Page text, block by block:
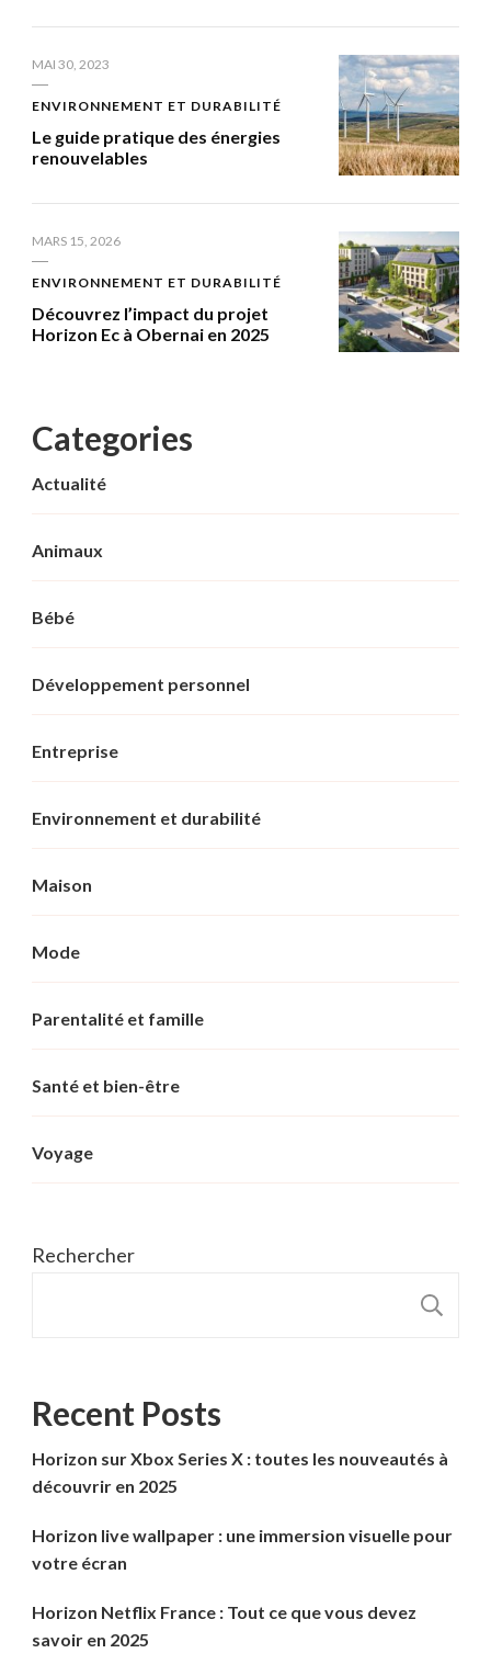
MAI 30, 2023
ENVIRONNEMENT ET DURABILITÉ
Le guide pratique des énergies
renouvelables
MARS 15, 2026
ENVIRONNEMENT ET DURABILITÉ
Découvrez l’impact du projet
Horizon Ec à Obernai en 2025
Categories
Actualité
Animaux
Bébé
Développement personnel
Entreprise
Environnement et durabilité
Maison
Mode
Parentalité et famille
Santé et bien-être
Voyage
Rechercher
Recent Posts
Horizon sur Xbox Series X : toutes les nouveautés à
découvrir en 2025
Horizon live wallpaper : une immersion visuelle pour
votre écran
Horizon Netflix France : Tout ce que vous devez
savoir en 2025